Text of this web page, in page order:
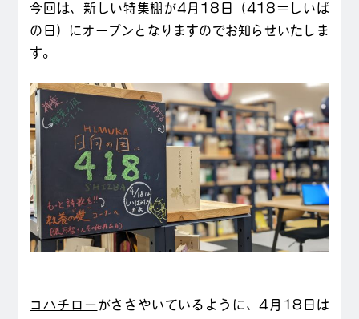
今回は、新しい特集棚が4月18日（418＝しいば
の日）にオープンとなりますのでお知らせいたしま
す。
コハチローがささやいているように、4月18日は